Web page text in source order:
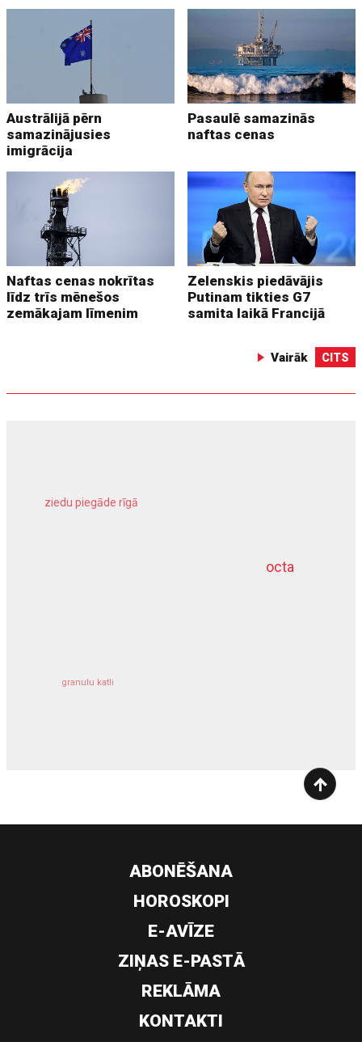
Austrālijā pērn
samazinājusies
imigrācija
Pasaulē samazinās
naftas cenas
Naftas cenas nokrītas
līdz trīs mēnešos
zemākajam līmenim
Zelenskis piedāvājis
Putinam tikties G7
samita laikā Francijā
Vairāk CITS
octa
ziedu piegāde rīgā
granulu katli
dziļurbums
ABONĒŠANA
HOROSKOPI
E-AVĪZE
ZIŅAS E-PASTĀ
REKLĀMA
KONTAKTI